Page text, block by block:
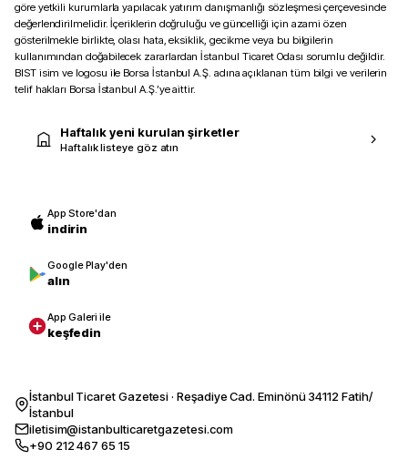
göre yetkili kurumlarla yapılacak yatırım danışmanlığı sözleşmesi çerçevesinde
değerlendirilmelidir. İçeriklerin doğruluğu ve güncelliği için azami özen
gösterilmekle birlikte, olası hata, eksiklik, gecikme veya bu bilgilerin
kullanımından doğabilecek zararlardan İstanbul Ticaret Odası sorumlu değildir.
BIST isim ve logosu ile Borsa İstanbul A.Ş. adına açıklanan tüm bilgi ve verilerin
telif hakları Borsa İstanbul A.Ş.’ye aittir.
Haftalık yeni kurulan şirketler
Haftalık listeye göz atın
App Store'dan
indirin
Google Play'den
alın
App Galeri ile
keşfedin
İstanbul Ticaret Gazetesi · Reşadiye Cad. Eminönü 34112 Fatih/
İstanbul
iletisim@istanbulticaretgazetesi.com
+90 212 467 65 15